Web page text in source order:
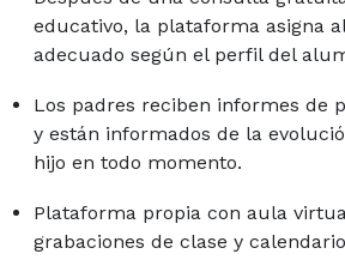
educativo, la plataforma asigna
adecuado según el perfil del
Los padres reciben informes de
y están informados de la
hijo en todo momento.
Plataforma propia con aula
grabaciones de clase y